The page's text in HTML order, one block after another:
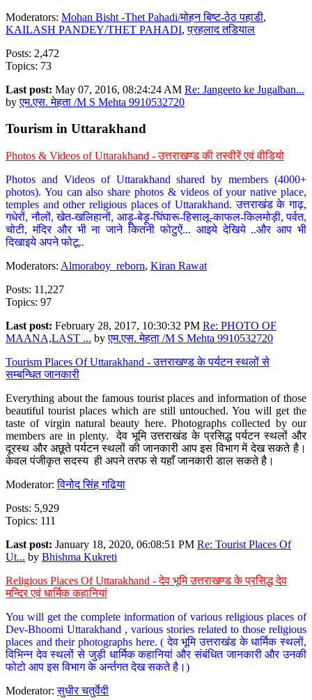
Moderators: Mohan Bisht -Thet Pahadi/मोहन बिष्ट-ठेठ पहाडी,
KAILASH PANDEY/THET PAHADI,प्रहलाद तडियाल
Posts: 2,472
Topics: 73
Last post: May 07, 2016, 08:24:24 AM Re: Jangeeto ke Jugalban...
byएम.एस. मेहता /M S Mehta 9910532720
Tourism in Uttarakhand
Photos & Videos of Uttarakhand - उत्तराखण्ड की तस्वीरें एवं वीडियो
Photos and Videos of Uttarakhand shared by members (4000+
photos). You can also share photos & videos of your native place,
temples and other religious places of Uttarakhand. उत्तराखंड के गाढ़,
गधेरों, नौलों, खेत-खलिहानों, आड़ू-बेड़ू-घिंघारू-हिसालू-काफल-किलमोड़ी, पर्वत,
चोटी, मंदिर और भी ना जाने कितनी फोटुऐं... आइये देखिये ..और आप भी
दिखाइये अपने फोटू..
Moderators: Almoraboy_reborn, Kiran Rawat
Posts: 11,227
Topics: 97
Last post: February 28, 2017, 10:30:32 PM Re: PHOTO OF
MAANA,LAST ... byएम.एस. मेहता /M S Mehta 9910532720
Tourism Places Of Uttarakhand - उत्तराखण्ड के पर्यटन स्थलों से
सम्बन्धित जानकारी
Everything about the famous tourist places and information of those
beautiful tourist places which are still untouched. You will get the
taste of virgin natural beauty here. Photographs collected by our
members are in plenty. देव भूमि उत्तराखंड के प्रसिद्ध पर्यटन स्थलों और
दूरस्थ और अछूते पर्यटन स्थलों की जानकारी आप इस विभाग में देख सकते है।
केवल पंजीकृत सदस्य ही अपने तरफ से यहाँ जानकारी डाल सकते है।
Moderator:विनोद सिंह गढ़िया
Posts: 5,929
Topics: 111
Last post: January 18, 2020, 06:08:51 PM Re: Tourist Places Of
Ut... by Bhishma Kukreti
Religious Places Of Uttarakhand - देव भूमि उत्तराखण्ड के प्रसिद्ध देव
मन्दिर एवं धार्मिक कहानियां
You will get the complete information of various religious places of
Dev-Bhoomi Uttarakhand , various stories related to those religious
places and their photographs here. ( देव भूमि उत्तराखंड के धार्मिक स्थलों,
विभिन्न देव स्थलों से जुड़ी धार्मिक कहानियां और संबंधित जानकारी और उनकी
फोटो आप इस विभाग के अर्न्तगत देख सकते है।)
Moderator:सुधीर चतुर्वेदी